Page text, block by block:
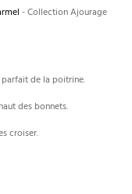
- Collection Ajourage
parfait de la poitrine.
des bonnets.
croiser.